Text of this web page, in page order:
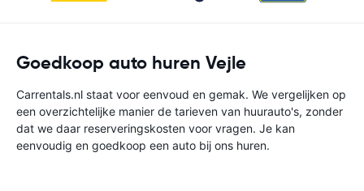
Goedkoop auto huren Vejle
Carrentals.nl staat voor eenvoud en gemak. We vergelijken op
een overzichtelijke manier de tarieven van huurauto's, zonder
dat we daar reserveringskosten voor vragen. Je kan
eenvoudig en goedkoop een auto bij ons huren.